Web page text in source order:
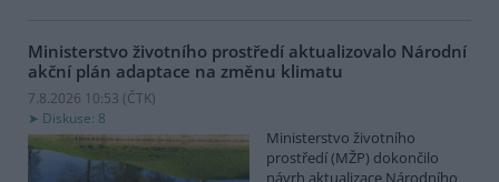
Ministerstvo životního prostředí aktualizovalo Národní
akční plán adaptace na změnu klimatu
7.8.2026 10:53 (ČTK)
Diskuse: 8
Ministerstvo životního
prostředí (MŽP) dokončilo
návrh aktualizace Národního